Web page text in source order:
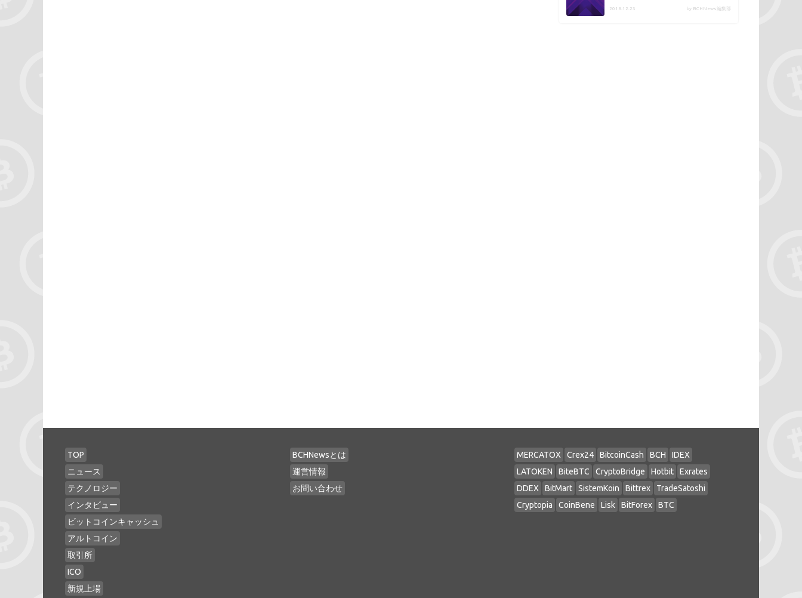
2018.12.23 by BCHNews編集部
TOP
ニュース
テクノロジー
インタビュー
ビットコインキャッシュ
アルトコイン
取引所
ICO
新規上場
BCHNewsとは
運営情報
お問い合わせ
MERCATOX Crex24 BitcoinCash BCH
IDEX
LATOKEN
BiteBTC CryptoBridge Hotbit
Exrates
DDEX
BitMart SistemKoin Bittrex
TradeSatoshi
Cryptopia
CoinBene Lisk BitForex BTC